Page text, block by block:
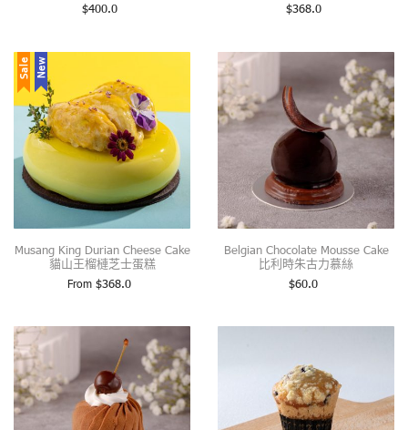
$400.0
$368.0
Sale New
Musang King Durian Cheese Cake
貓山王榴槤芝士蛋糕
From $368.0
Belgian Chocolate Mousse Cake
比利時朱古力慕絲
$60.0